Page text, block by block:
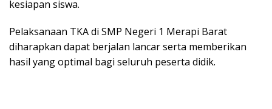
kesiapan siswa.
Pelaksanaan TKA di SMP Negeri 1 Merapi Barat
diharapkan dapat berjalan lancar serta memberikan
hasil yang optimal bagi seluruh peserta didik.